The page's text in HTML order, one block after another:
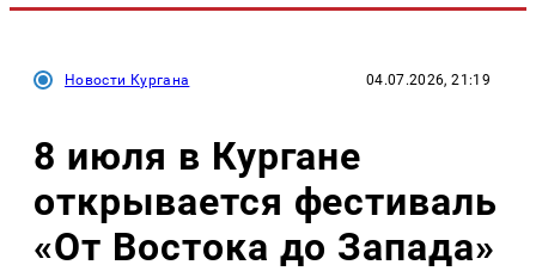
Новости Кургана 04.07.2026, 21:19
8 июля в Кургане
открывается фестиваль
«От Востока до Запада»